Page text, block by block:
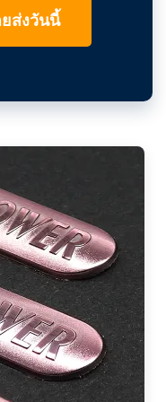
ส่งวันนี้